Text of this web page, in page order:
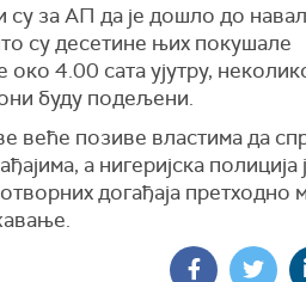
за АП да је дошло до
су десетине њих покушале
4.00 сата ујутру,
буду подељени.
веће позиве властима да
а нигеријска полиција
догађаја претходно